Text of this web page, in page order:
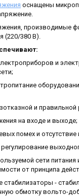
оснащены
производимые
(220/380 В).
и
и правильной
на входе и выходе;
помех и отсутствие
сети
от принципа
стабилизаторы -
обмотку вольто-